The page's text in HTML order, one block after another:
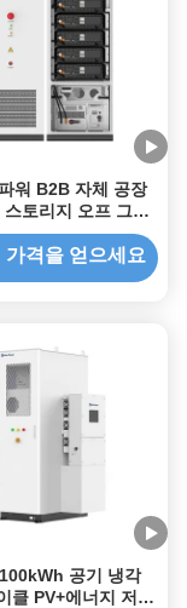
워 B2B 자체 공장
스토리지 오프 그리
233kWh 에너
저장 캐비닛
가격을 얻으세요
공기 냉각
클 PV+에너지 저장